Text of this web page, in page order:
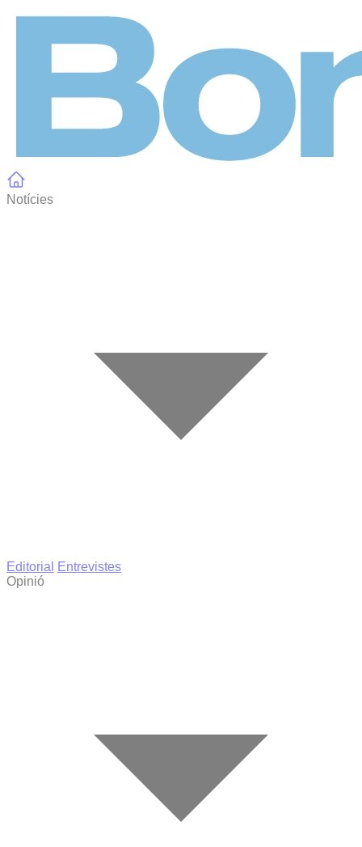
Notícies
Editorial
Entrevistes
Opinió